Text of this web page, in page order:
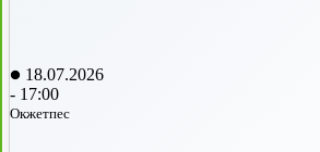
18.07.2026
- 17:00
Окжетпес